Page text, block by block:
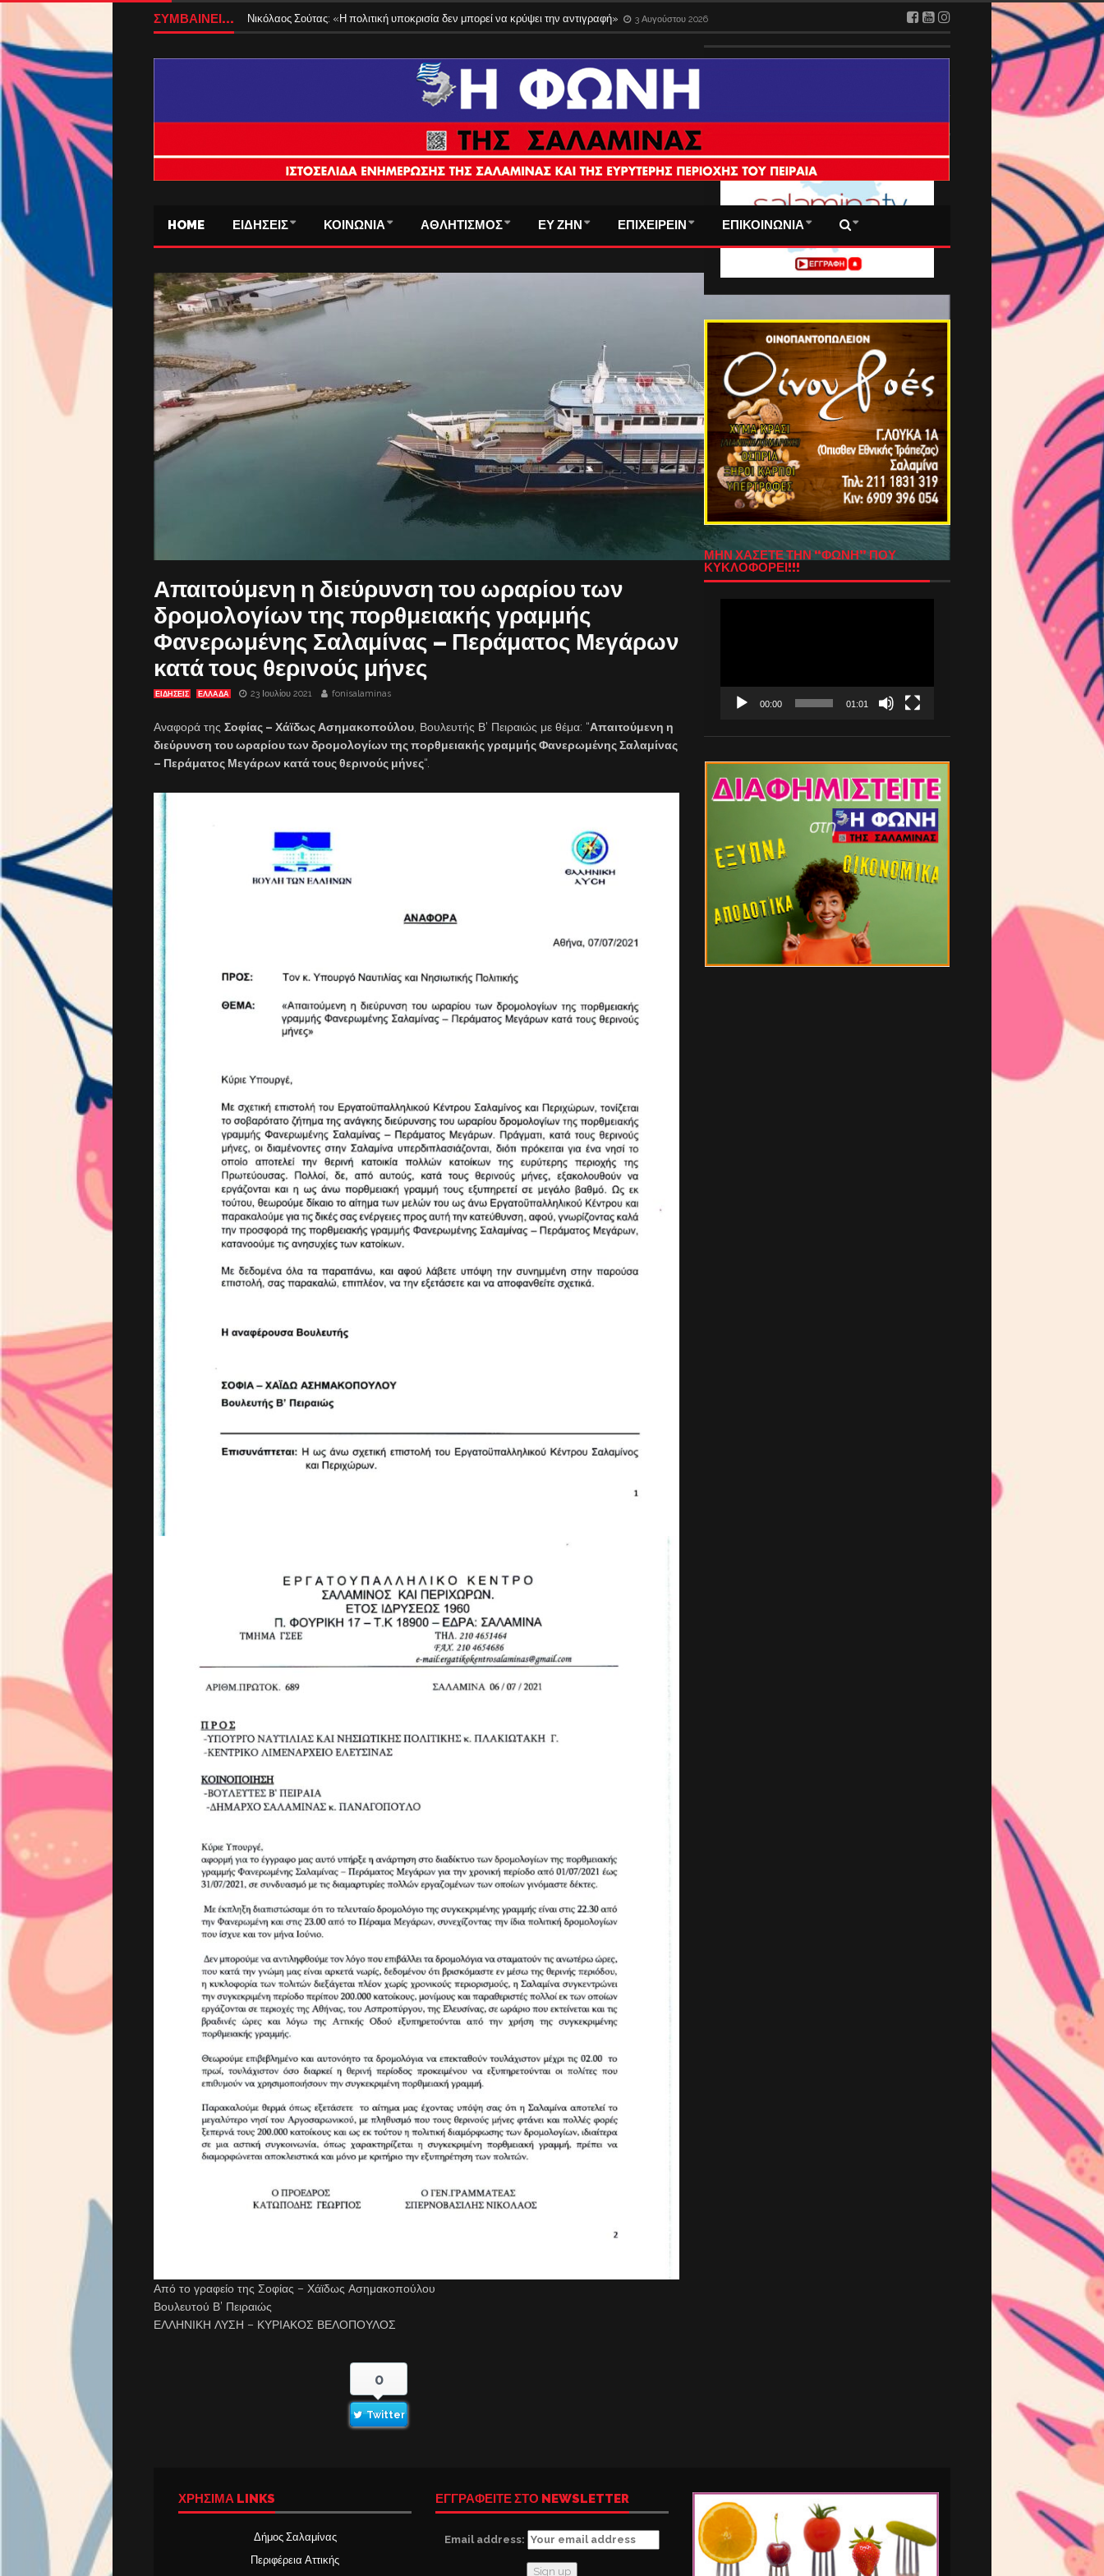
ΣΥΜΒΑΙΝΕΙ... Νικόλαος Σούτας: «Η πολιτική υποκρισία δεν μπορεί να κρύψει την αντιγραφή» 3 Αυγούστου 2026
HOME ΕΙΔΗΣΕΙΣ ΚΟΙΝΩΝΙΑ ΑΘΛΗΤΙΣΜΟΣ ΕΥ ΖΗΝ ΕΠΙΧΕΙΡΕΙΝ ΕΠΙΚΟΙΝΩΝΙΑ
Απαιτούμενη η διεύρυνση του ωραρίου των
δρομολογίων της πορθμειακής γραμμής
Φανερωμένης Σαλαμίνας – Περάματος Μεγάρων
κατά τους θερινούς μήνες
ΕΙΔΗΣΕΙΣ ΕΛΛΑΔΑ 23 Ιουλίου 2021 fonisalaminas
Αναφορά της Σοφίας – Χάϊδως Ασημακοπούλου , Βουλευτής Β’ Πειραιώς με θέμα: “Απαιτούμενη η
διεύρυνση του ωραρίου των δρομολογίων της πορθμειακής γραμμής Φανερωμένης Σαλαμίνας
– Περάματος Μεγάρων κατά τους θερινούς μήνες“.​
Από το γραφείο της Σοφίας – Χάϊδως Ασημακοπούλου
Βουλευτού Β’ Πειραιώς
​ΕΛΛΗΝΙΚΗ ΛΥΣΗ – ΚΥΡΙΑΚΟΣ ΒΕΛΟΠΟΥΛΟΣ
0
Twitter
ΜΗΝ ΧΑΣΕΤΕ ΤΗΝ “ΦΩΝΗ” ΠΟΥ
ΚΥΚΛΟΦΟΡΕΙ!!!
00:00 01:01
ΧΡΉΣΙΜΑ LINKS
Δήμος Σαλαμίνας
Περιφέρεια Αττικής
ΕΓΓΡΑΦΕΙΤΕ ΣΤΟ NEWSLETTER
Email address: